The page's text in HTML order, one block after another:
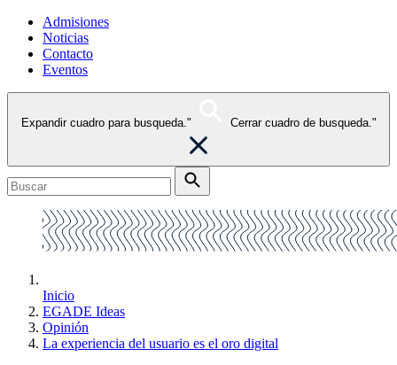
Admisiones
Noticias
Contacto
Eventos
Expandir cuadro para busqueda." Cerrar cuadro de busqueda."
Inicio
EGADE Ideas
Opinión
La experiencia del usuario es el oro digital